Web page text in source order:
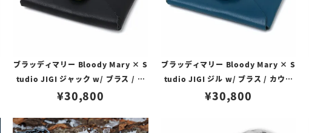
ブラッディマリー Bloody Mary × S
tudio JIGI ジャック w/ ブラス / カ
ウレザー ブラック
¥30,800
ブラッディマリー Bloody Mary × S
tudio JIGI ジル w/ ブラス / カウレ
ザー ブルー
¥30,800